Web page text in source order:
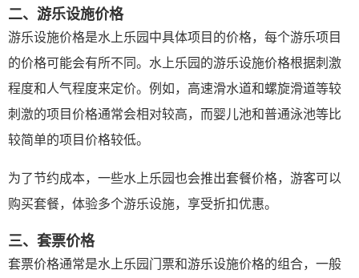
二、游乐设施价格
游乐设施价格是水上乐园中具体项目的价格，每个游乐项目
的价格可能会有所不同。水上乐园的游乐设施价格根据刺激
程度和人气程度来定价。例如，高速滑水道和螺旋滑道等较
刺激的项目价格通常会相对较高，而婴儿池和普通泳池等比
较简单的项目价格较低。
为了节约成本，一些水上乐园也会推出套餐价格，游客可以
购买套餐，体验多个游乐设施，享受折扣优惠。
三、套票价格
套票价格通常是水上乐园门票和游乐设施价格的组合，一般